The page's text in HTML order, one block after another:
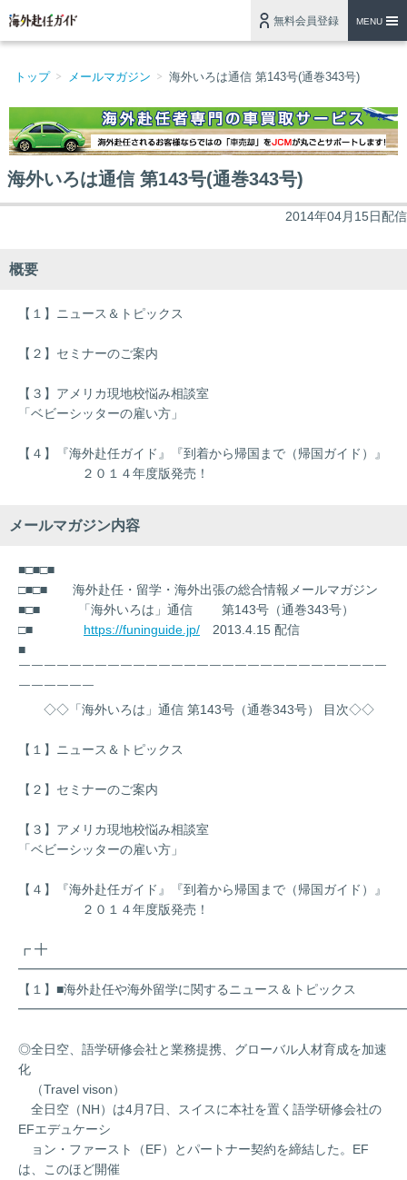
無料会員登録 MENU
トップ メールマガジン 海外いろは通信 第143号(通巻343号)
海外いろは通信 第143号(通巻343号)
2014年04月15日配信
概要
【１】ニュース＆トピックス
【２】セミナーのご案内
【３】アメリカ現地校悩み相談室
「ベビーシッターの雇い方」
【４】『海外赴任ガイド』『到着から帰国まで（帰国ガイド）』
２０１４年度版発売！
メールマガジン内容
■□■□■
□■□■ 海外赴任・留学・海外出張の総合情報メールマガジン
■□■ 「海外いろは」通信 第143号（通巻343号）
□■ https://funinguide.jp/ 2013.4.15 配信
■
￣￣￣￣￣￣￣￣￣￣￣￣￣￣￣￣￣￣￣￣￣￣￣￣￣￣￣￣￣
￣￣￣￣￣￣
◇◇「海外いろは」通信 第143号（通巻343号） 目次◇◇
【１】ニュース＆トピックス
【２】セミナーのご案内
【３】アメリカ現地校悩み相談室
「ベビーシッターの雇い方」
【４】『海外赴任ガイド』『到着から帰国まで（帰国ガイド）』
２０１４年度版発売！
┏ ╋
【１】■海外赴任や海外留学に関するニュース＆トピックス
◎全日空、語学研修会社と業務提携、グローバル人材育成を加速
化
（Travel vison）
全日空（NH）は4月7日、スイスに本社を置く語学研修会社の
EFエデュケーシ
ョン・ファースト（EF）とパートナー契約を締結した。EF
は、このほど開催